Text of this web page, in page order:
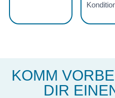
KOMM
DIR